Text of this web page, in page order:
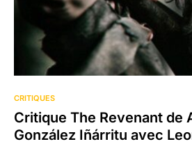
CRITIQUES
Critique The Revenant de
González Iñárritu avec